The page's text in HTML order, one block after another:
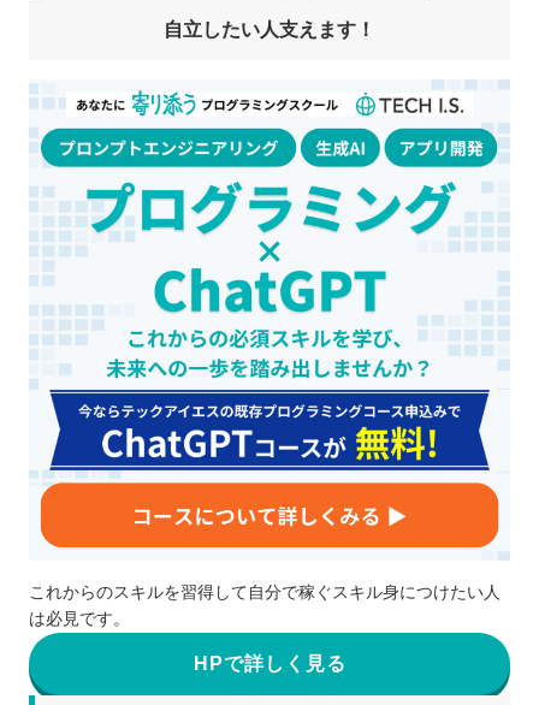
自立したい人支えます！
これからのスキルを習得して自分で稼ぐスキル身につけたい人
は必見です。
HPで詳しく見る